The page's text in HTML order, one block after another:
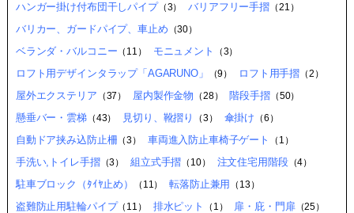
ハンガー掛け付布団干しパイプ（3） バリアフリー手摺（21）
バリカー、ガードパイプ、車止め （30）
ベランダ・バルコニー （11） モニュメント （3）
ロフト用デザインタラップ「AGARUNO」 （9） ロフト用手摺 （2）
屋外エクステリア （37） 屋内製作金物 （28） 階段手摺（50）
懸垂バー・雲梯（43） 見切り、靴摺り （3） 傘掛け （6）
自動ドア挟み込防止柵 （3） 車両進入防止車椅子ゲート （1）
手洗い,トイレ手摺（3） 組立式手摺 （10） 注文住宅用階段（4）
駐車ブロック（ﾀｲﾔ止め） （11） 転落防止兼用 （13）
盗難防止用駐輪パイプ（11） 排水ピット （1） 扉・庇・門扉（25）